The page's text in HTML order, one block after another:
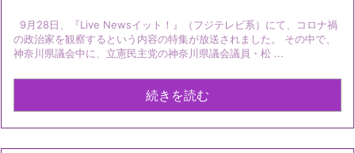
9月28日、『Live Newsイット！』（フジテレビ系）にて、コロナ禍
の政治家を観察するという内容の特集が放送されました。 その中で、
神奈川県議会中に、立憲民主党の神奈川県議会議員・松 ...
続きを読む